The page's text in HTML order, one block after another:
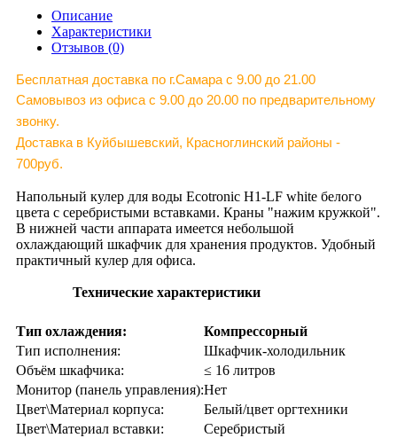
Описание
Характеристики
Отзывов (0)
Бесплатная доставка по г.Самара c 9.00 до 21.00
Самовывоз из офиса с 9.00 до 20.00 по предварительному
звонку.
Доставка в Куйбышевский, Красноглинский районы -
700руб.
Напольный кулер для воды Ecotronic H1-LF white белого
цвета с серебристыми вставками. Краны "нажим кружкой".
В нижней части аппарата имеется небольшой
охлаждающий шкафчик для хранения продуктов. Удобный
практичный кулер для офиса.
Технические характеристики
Тип охлаждения:
Компрессорный
Тип исполнения:
Шкафчик-холодильник
Объём шкафчика:
≤ 16 литров
Монитор (панель управления):Нет
Цвет\Материал корпуса:
Белый/цвет оргтехники
Цвет\Материал вставки:
Серебристый